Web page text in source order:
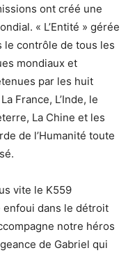
ont créé une
« L’Entité » gérée
le contrôle de tous les
mondiaux et
par les huit
France, L’Inde, le
La Chine et les
de l’Humanité toute
vite le K559
enfoui dans le détroit
notre héros
de Gabriel qui